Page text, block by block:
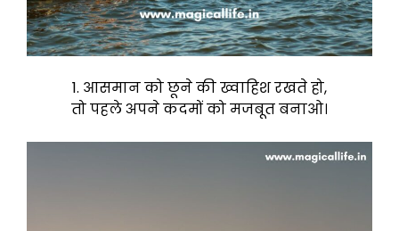
1. आसमान को छूने की ख्वाहिश रखते हो,
तो पहले अपने कदमों को मजबूत बनाओ।